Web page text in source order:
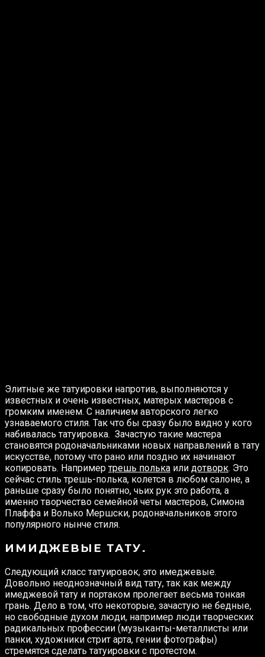
Элитные же татуировки напротив, выполняются у
известных и очень известных, матерых мастеров с
громким именем. С наличием авторского легко
узнаваемого стиля. Так что бы сразу было видно у кого
набивалась татуировка. Зачастую такие мастера
становятся родоначальниками новых направлений в тату
искусстве, потому что рано или поздно их начинают
копировать. Напримертрешь полька или дотворк. Это
сейчас стиль трешь-полька, колется в любом салоне, а
раньше сразу было понятно, чьих рук это работа, а
именно творчество семейной четы мастеров, Симона
Плаффа и Волько Мершски, родоначальников этого
популярного нынче стиля.
ИМИДЖЕВЫЕ ТАТУ.
Следующий класс татуировок, это имеджевые.
Довольно неоднозначный вид тату, так как между
имеджевой тату и портаком пролегает весьма тонкая
грань. Дело в том, что некоторые, зачастую не бедные,
но свободные духом люди, например люди творческих
радикальных профессии (музыканты-металлисты или
панки, художники стрит арта, гении фотографы)
стремятся сделать татуировки с протестом.